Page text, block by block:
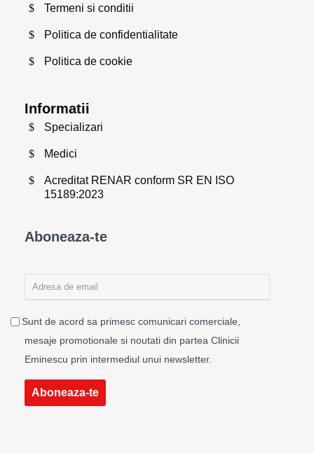
Termeni si conditii
Politica de confidentialitate
Politica de cookie
Informatii
Specializari
Medici
Acreditat RENAR conform SR EN ISO
15189:2023
Aboneaza-te
Sunt de acord sa primesc comunicari comerciale,
mesaje promotionale si noutati din partea Clinicii
Eminescu prin intermediul unui newsletter.
Aboneaza-te